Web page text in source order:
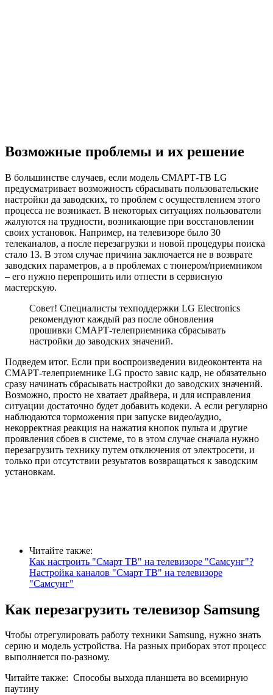
Возможные проблемы и их решение
В большинстве случаев, если модель СМАРТ-ТВ LG
предусматривает возможность сбрасывать пользовательские
настройки да заводских, то проблем с осуществлением этого
процесса не возникает. В некоторых ситуациях пользователи
жалуются на трудности, возникающие при восстановлении
своих установок. Например, на телевизоре было 30
телеканалов, а после перезагрузки и новой процедуры поиска
стало 13. В этом случае причина заключается не в возврате
заводских параметров, а в проблемах с тюнером/приемником
– его нужно перепрошить или отнести в сервисную
мастерскую.
Совет! Специалисты техподдержки LG Electronics
рекомендуют каждый раз после обновления
прошивки СМАРТ-телеприемника сбрасывать
настройки до заводских значений.
Подведем итог. Если при воспроизведении видеоконтента на
СМАРТ-телеприемнике LG просто завис кадр, не обязательно
сразу начинать сбрасывать настройки до заводских значений.
Возможно, просто не хватает драйвера, и для исправления
ситуации достаточно будет добавить кодеки. А если регулярно
наблюдаются торможения при запуске видео/аудио,
некорректная реакция на нажатия кнопок пульта и другие
проявления сбоев в системе, то в этом случае сначала нужно
перезагрузить технику путем отключения от электросети, и
только при отсутствии резуьтатов возвращаться к заводским
установкам.
Читайте также:
Как настроить "Смарт ТВ" на телевизоре "Самсунг"?
Настройка каналов "Смарт ТВ" на телевизоре
"Самсунг"
Как перезагрузить телевизор Samsung
Чтобы отрегулировать работу техники Samsung, нужно знать
серию и модель устройства. На разных приборах этот процесс
выполняется по-разному.
Читайте также: Способы выхода планшета во всемирную
паутину